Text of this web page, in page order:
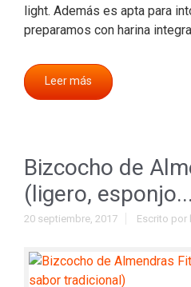
light. Además es apta para
preparamos con harina
Leer más
Bizcocho de
(ligero, esponjo...
20 septiembre, 2017 Escrito por